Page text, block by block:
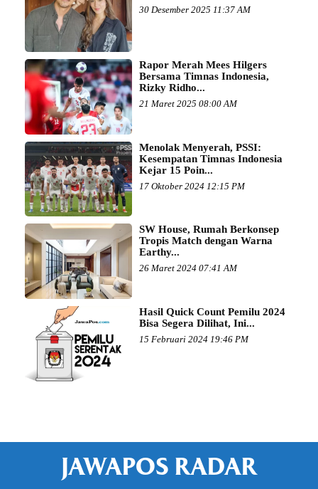
30 Desember 2025 11:37 AM
Rapor Merah Mees Hilgers
Bersama Timnas Indonesia,
Rizky Ridho...
21 Maret 2025 08:00 AM
Menolak Menyerah, PSSI:
Kesempatan Timnas Indonesia
Kejar 15 Poin...
17 Oktober 2024 12:15 PM
SW House, Rumah Berkonsep
Tropis Match dengan Warna
Earthy...
26 Maret 2024 07:41 AM
Hasil Quick Count Pemilu 2024
Bisa Segera Dilihat, Ini...
15 Februari 2024 19:46 PM
JAWAPOS RADAR